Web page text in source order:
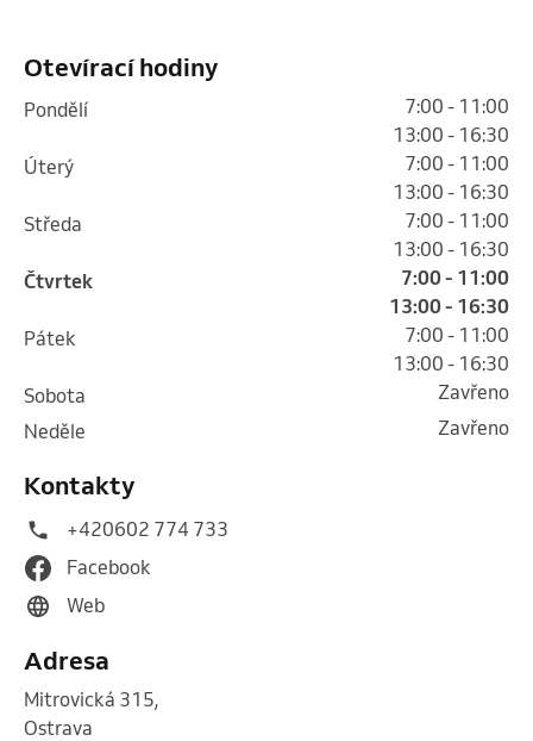
Otevírací hodiny
pondělí
7:00 - 11:00
13:00 - 16:30
úterý
7:00 - 11:00
13:00 - 16:30
středa
7:00 - 11:00
13:00 - 16:30
čtvrtek
7:00 - 11:00
13:00 - 16:30
pátek
7:00 - 11:00
13:00 - 16:30
sobota
Zavřeno
neděle
Zavřeno
Kontakty
+420602 774 733
Facebook
Web
Adresa
Mitrovická 315,
Ostrava